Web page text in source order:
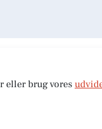
eller brug vores